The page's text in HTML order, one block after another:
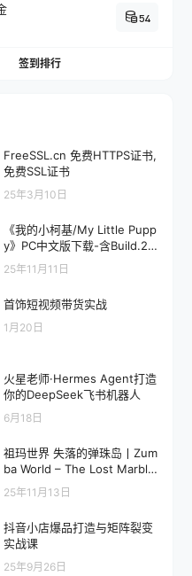
54
签到排行
FreeSSL.cn 免费HTTPS证书,
免费SSL证书
25年3月10日
《我的小柯基/My Little Pupp
y》PC中文版下载-含Build.20
683847
25年11月11日
首饰短视频带货实战
1月20日
火星老师·Hermes Agent打造
你的DeepSeek飞书机器人
6月18日
祖玛世界 失落的弹珠岛丨Zum
ba World – The Lost Marble
Island
25年11月13日
抖音小店爆品打造与矩阵裂变
实战课
25年9月26日